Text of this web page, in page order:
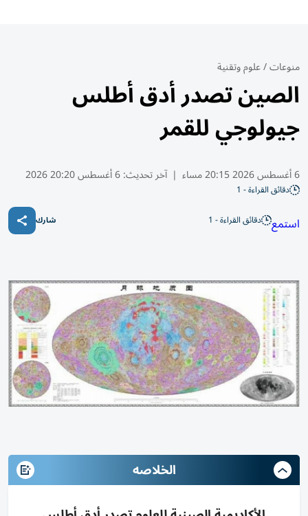
منوعات/علوم وتقنية
الصين تصدر أدق أطلس
جيولوجي للقمر
6 أغسطس 2026 20:15 مساء | آخر تحديث:6 أغسطس 20:20 2026
دقائق القراءة - 1
استمع دقائق القراءة - 1 شارك
الخلاصه